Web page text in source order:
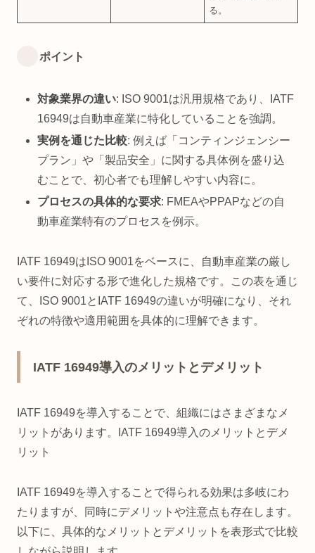
る。
ポイント
対象業界の違い: ISO 9001は汎用規格であり、IATF
16949は自動車産業に特化していることを強調。
実例を通じた比較: 例えば「コンティンジェンシー
プラン」や「製品安全」に関する具体例を盛り込
むことで、初心者でも理解しやすい内容に。
プロセスの具体的な要求: FMEAやPPAPなどの自
動車産業特有のプロセスを例示。
IATF 16949はISO 9001をベースに、自動車産業の厳し
い要件に対応する形で進化した規格です。この表を通じ
て、ISO 9001とIATF 16949の違いが明確になり、それ
ぞれの特徴や適用範囲を具体的に理解できます。
IATF 16949導入のメリットとデメリット
IATF 16949を導入することで、組織にはさまざまなメ
リットがあります。IATF 16949導入のメリットとデメ
リット
IATF 16949を導入することで得られる効果は多岐にわ
たりますが、同時にデメリットや注意点も存在します。
以下に、具体的なメリットとデメリットを表形式で比較